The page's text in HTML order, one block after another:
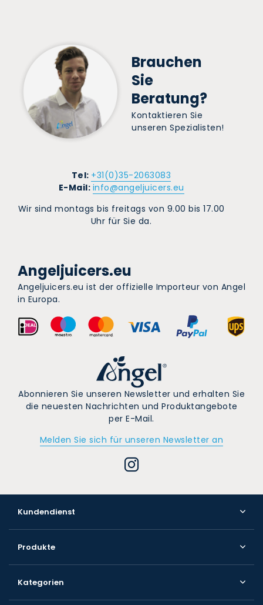
Brauchen
Sie
Beratung?
Kontaktieren Sie
unseren Spezialisten!
Tel: +31(0)35-2063083
E-Mail: info@angeljuicers.eu
Wir sind montags bis freitags von 9.00 bis 17.00
Uhr für Sie da.
Angeljuicers.eu
Angeljuicers.eu ist der offizielle Importeur von Angel
in Europa.
Abonnieren Sie unseren Newsletter und erhalten Sie
die neuesten Nachrichten und Produktangebote
per E-Mail.
Melden Sie sich für unseren Newsletter an
Kundendienst
Produkte
Kategorien